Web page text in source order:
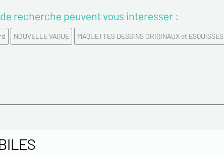
recherche peuvent vous interesser :
NOUVELLE VAGUE MAQUETTES DESSINS ORIGINAUX et ESQUISSES